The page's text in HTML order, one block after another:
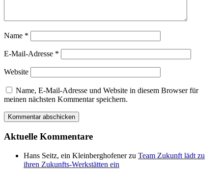
Name *
E-Mail-Adresse *
Website
Name, E-Mail-Adresse und Website in diesem Browser für
meinen nächsten Kommentar speichern.
Aktuelle Kommentare
Hans Seitz, ein Kleinberghofenerzu Team Zukunft lädt zu
ihren Zukunfts-Werkstätten ein